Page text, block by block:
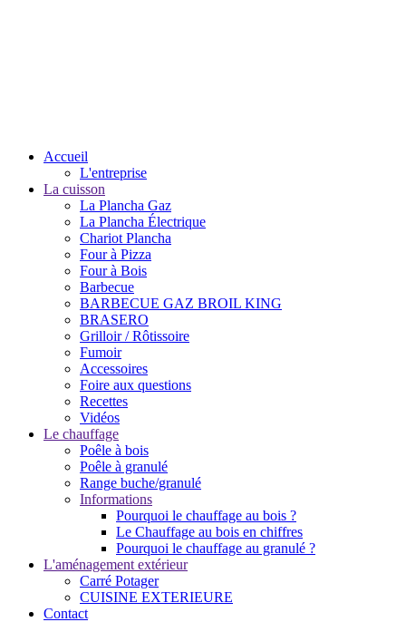
Accueil
L'entreprise
La cuisson
La Plancha Gaz
La Plancha Électrique
Chariot Plancha
Four à Pizza
Four à Bois
Barbecue
BARBECUE GAZ BROIL KING
BRASERO
Grilloir / Rôtissoire
Fumoir
Accessoires
Foire aux questions
Recettes
Vidéos
Le chauffage
Poêle à bois
Poêle à granulé
Range buche/granulé
Informations
Pourquoi le chauffage au bois ?
Le Chauffage au bois en chiffres
Pourquoi le chauffage au granulé ?
L'aménagement extérieur
Carré Potager
CUISINE EXTERIEURE
Contact